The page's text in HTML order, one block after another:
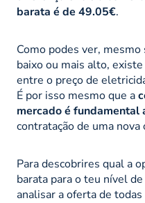
barata é de 49.05€.
Como podes ver,
baixo ou mais alto,
entre o preço de
É por isso mesmo que a
mercado é fundamental
contratação de uma nova
Para descobrires qual a
barata para o teu nível
analisar a oferta de